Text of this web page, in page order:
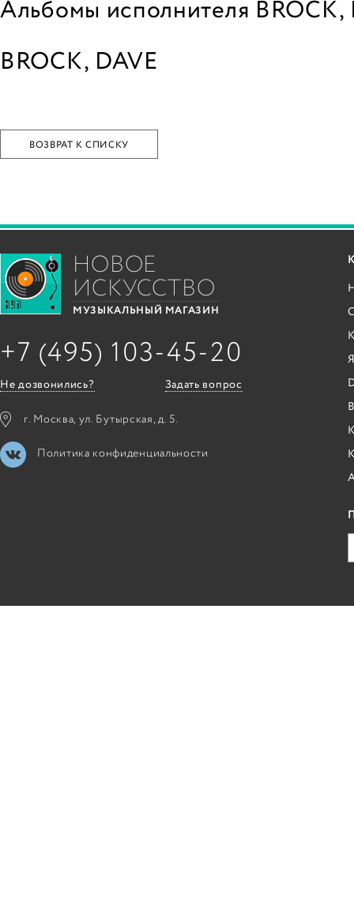
Альбомы исполнителя BROCK,
BROCK, DAVE
ВОЗВРАТ К СПИСКУ
НОВОЕ
ИСКУССТВО
МУЗЫКАЛЬНЫЙ МАГАЗИН
+7 (495) 103-45-20
Не дозвонились? Задать вопрос
г. Москва, ул. Бутырская, д. 5.
Политика конфиденциальности